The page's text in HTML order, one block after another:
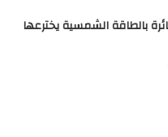
بالطاقة الشمسية يخترعها